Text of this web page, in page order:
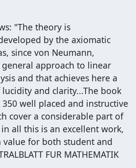
"The theory is
by the axiomatic
since von Neumann,
approach to linear
and that achieves here a
and clarity...The book
well placed and instructive
cover a considerable part of
all this is an excellent work,
for both student and
FUR MATHEMATIK